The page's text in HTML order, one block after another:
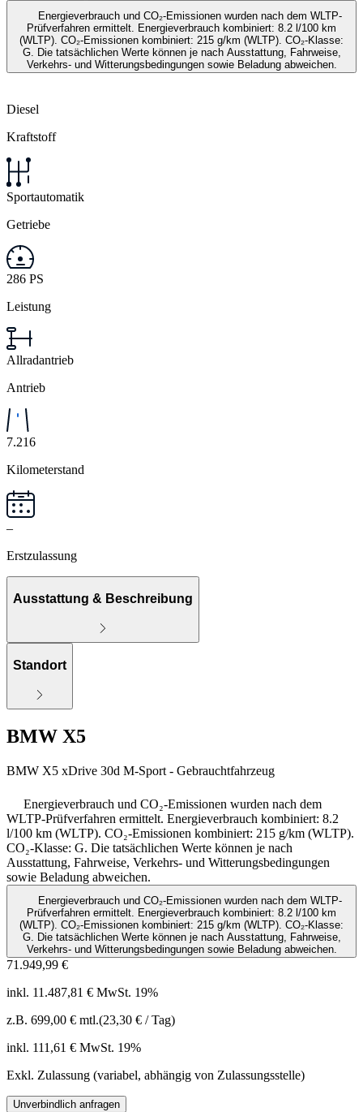
Energieverbrauch und CO₂-Emissionen wurden nach dem WLTP-
Prüfverfahren ermittelt. Energieverbrauch kombiniert: 8.2 l/100 km
(WLTP). CO₂-Emissionen kombiniert: 215 g/km (WLTP). CO₂-Klasse:
G. Die tatsächlichen Werte können je nach Ausstattung, Fahrweise,
Verkehrs- und Witterungsbedingungen sowie Beladung abweichen.
Diesel
Kraftstoff
Sportautomatik
Getriebe
286 PS
Leistung
Allradantrieb
Antrieb
7.216
Kilometerstand
–
Erstzulassung
Ausstattung & Beschreibung
Standort
BMW X5
BMW X5 xDrive 30d M-Sport - Gebrauchtfahrzeug
Energieverbrauch und CO₂-Emissionen wurden nach dem
WLTP-Prüfverfahren ermittelt. Energieverbrauch kombiniert: 8.2
l/100 km (WLTP). CO₂-Emissionen kombiniert: 215 g/km (WLTP).
CO₂-Klasse: G. Die tatsächlichen Werte können je nach
Ausstattung, Fahrweise, Verkehrs- und Witterungsbedingungen
sowie Beladung abweichen.
Energieverbrauch und CO₂-Emissionen wurden nach dem WLTP-
Prüfverfahren ermittelt. Energieverbrauch kombiniert: 8.2 l/100 km
(WLTP). CO₂-Emissionen kombiniert: 215 g/km (WLTP). CO₂-Klasse:
G. Die tatsächlichen Werte können je nach Ausstattung, Fahrweise,
Verkehrs- und Witterungsbedingungen sowie Beladung abweichen.
71.949,99 €
inkl. 11.487,81 € MwSt. 19%
z.B. 699,00 € mtl.(23,30 € / Tag)
inkl. 111,61 € MwSt. 19%
Exkl. Zulassung (variabel, abhängig von Zulassungsstelle)
Unverbindlich anfragen